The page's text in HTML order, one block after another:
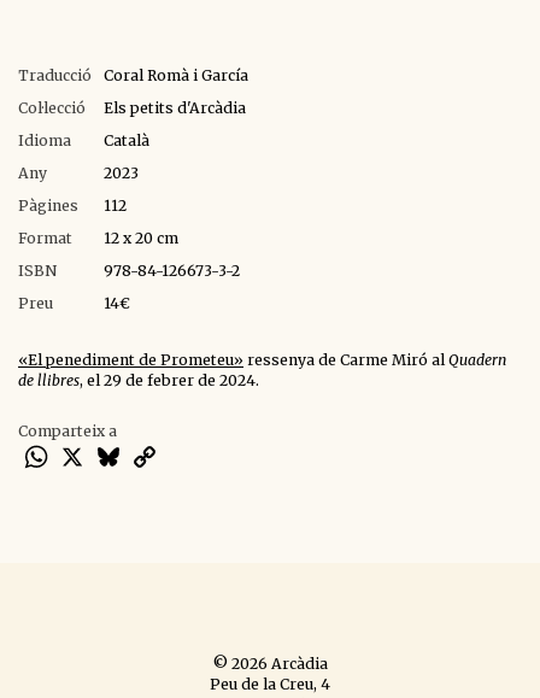
Traducció
Coral Romà i García
Col·lecció
Els petits d'Arcàdia
Idioma
Català
Any
2023
Pàgines
112
Format
12 x 20 cm
ISBN
978-84-126673-3-2
Preu
14€
«El penediment de Prometeu» ressenya de Carme Miró al Quadern
de llibres, el 29 de febrer de 2024.
Comparteix a
WhatsApp
X Bluesky
© 2026 Arcàdia
Peu de la Creu, 4